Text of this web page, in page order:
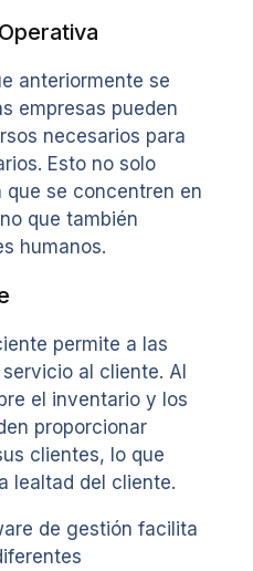
anteriormente se
empresas pueden
necesarios para
Esto no solo
que se concentren en
que también
humanos.
permite a las
al cliente. Al
el inventario y los
proporcionar
clientes, lo que
lealtad del cliente.
de gestión facilita